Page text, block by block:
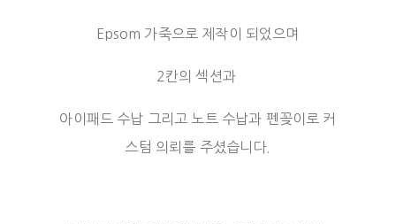
Epsom 가죽으로 제작이 되었으며
2칸의 섹션과
아이패드 수납 그리고 노트 수납과 펜꽂이로 커
스텀 의뢰를 주셨습니다.